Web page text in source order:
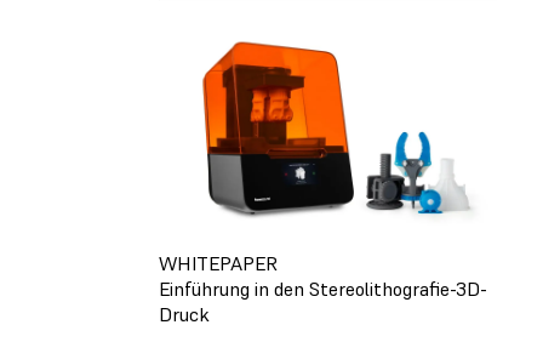
WHITEPAPER
Einführung in den Stereolithografie-3D-
Druck